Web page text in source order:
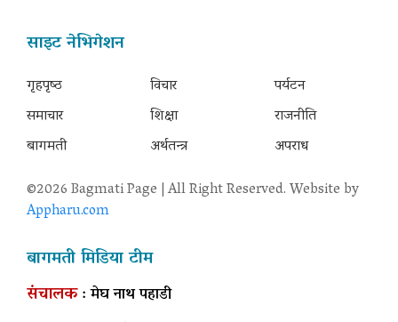
साइट नेभिगेशन
गृहपृष्‍ठ
समाचार
बागमती
विचार
शिक्षा
अर्थतन्त्र
पर्यटन
राजनीति
अपराध
©2026 Bagmati Page | All Right Reserved. Website by
Appharu.com
बागमती मिडिया टीम
संचालक: मेघ नाथ पहाडी